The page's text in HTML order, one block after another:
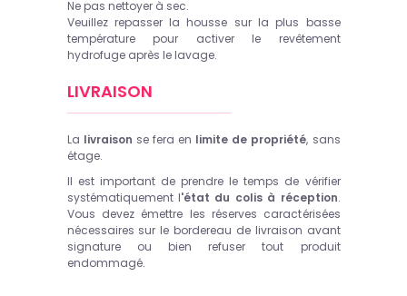
Ne pas nettoyer à sec.
Veuillez repasser la housse sur la plus basse
température pour activer le revêtement
hydrofuge après le lavage.
LIVRAISON
La livraison se fera en limite de propriété, sans
étage.
Il est important de prendre le temps de vérifier
systématiquement l'état du colis à réception.
Vous devez émettre les réserves caractérisées
nécessaires sur le bordereau de livraison avant
signature ou bien refuser tout produit
endommagé.